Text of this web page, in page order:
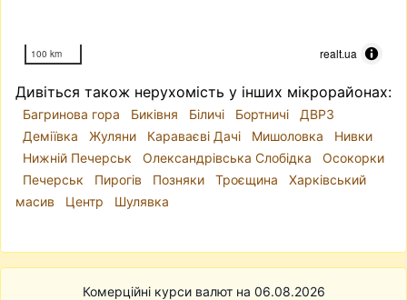
100 km realt.ua
Дивіться також нерухомість у інших мікрорайонах:
Багринова гора Биківня Біличі Бортничі
ДВРЗ
Деміївка
Жуляни Караваєві Дачі Мишоловка
Нивки
Нижній Печерськ
Олександрівська Слобідка
Осокорки
Печерськ
Пирогів Позняки Троєщина
Харківський
масив
Центр Шулявка
Комерційні курси валют на 06.08.2026